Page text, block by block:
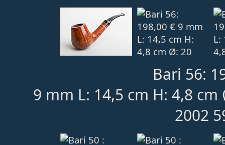
Bari 56:
9 mm L: 14,5 cm H: 4,8
2002